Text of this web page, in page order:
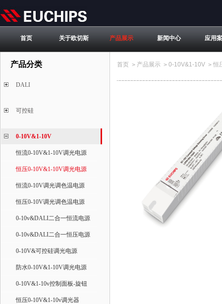
首页 关于欧切斯 产品展示 新闻中心 应用
产品分类
DALI
可控硅
0-10V&1-10V
恒流0-10V&1-10V调光电源
恒压0-10V&1-10V调光电源
恒流0-10V调光调色温电源
恒压0-10V调光调色温电源
0-10v&DALI二合一恒流电源
0-10v&DALI二合一恒压电源
0-10V&可控硅调光电源
防水0-10V&1-10V调光电源
0-10V&1-10v控制面板-旋钮
恒压0-10V&1-10v调光器
首页 > 产品展示 > 0-10V&1-10V > 恒